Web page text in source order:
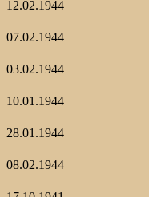
12.02.1944
07.02.1944
03.02.1944
10.01.1944
28.01.1944
08.02.1944